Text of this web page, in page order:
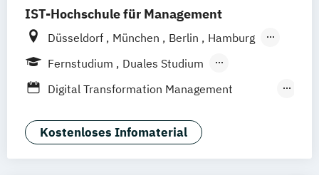
IST-Hochschule für Management
Düsseldorf München Berlin
Hamburg
Weil am Rhein
Frankfurt am Main
Fernstudium
Duales Studium
Fernlehrgang
Digital Transformation Management
Hotelmanagement)
Hospitality Controlling & Hotel Asset
Kostenloses Infomaterial